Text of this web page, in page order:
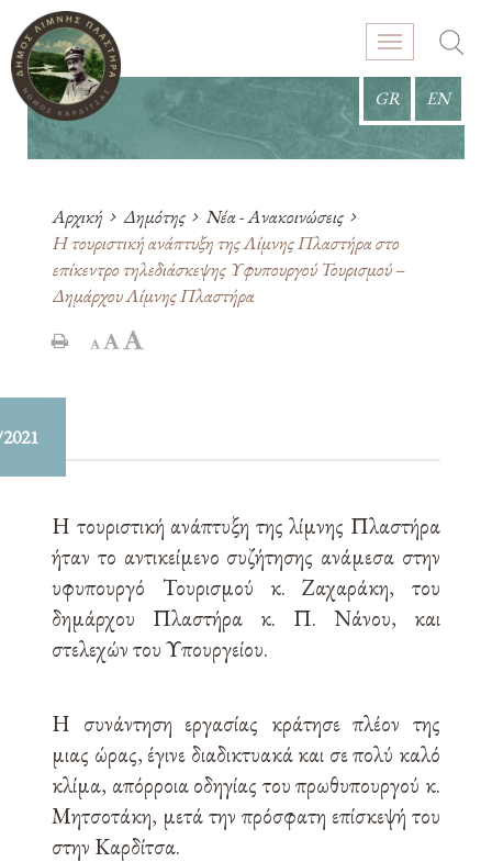
GR EN
Αρχική Δημότης
Νέα - Ανακοινώσεις
Η τουριστική ανάπτυξη της Λίμνης Πλαστήρα στο
επίκεντρο τηλεδιάσκεψης Υφυπουργού Τουρισμού –
Δημάρχου Λίμνης Πλαστήρα
Η τουριστική ανάπτυξη της λίμνης Πλαστήρα
ήταν το αντικείμενο συζήτησης ανάμεσα στην
υφυπουργό Τουρισμού κ. Ζαχαράκη, του
δημάρχου Πλαστήρα κ. Π. Νάνου, και
στελεχών του Υπουργείου.
Η συνάντηση εργασίας κράτησε πλέον της
μιας ώρας, έγινε διαδικτυακά και σε πολύ καλό
κλίμα, απόρροια οδηγίας του πρωθυπουργού κ.
Μητσοτάκη, μετά την πρόσφατη επίσκεψή του
στην Καρδίτσα.